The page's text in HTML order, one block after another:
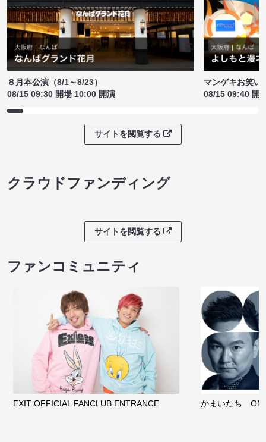
８月本公演（8/1～8/23）
08/15 09:30 開場 10:00 開演
マンゲキお笑い
08/15 09:40 開
サイトを閲覧する
クラウドファンディング
サイトを閲覧する
ファンコミュニティ
EXIT OFFICIAL FANCLUB ENTRANCE かまいたち